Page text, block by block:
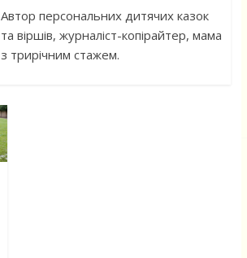
Автор персональних дитячих казок
та віршів, журналіст-копірайтер, мама
з трирічним стажем.